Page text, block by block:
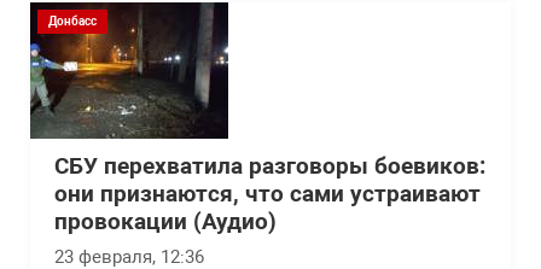
Донбасс
СБУ перехватила разговоры боевиков:
они признаются, что сами устраивают
провокации (Аудио)
23 февраля, 12:36